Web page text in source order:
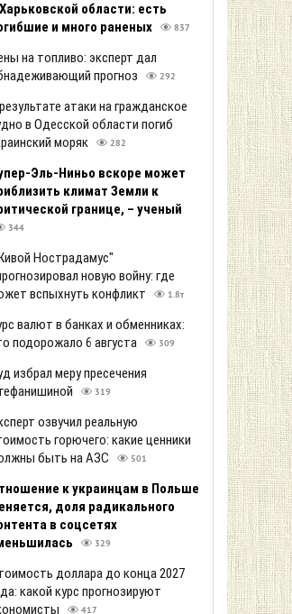
области: есть
и много раненых
837
на топливо: эксперт дал
прогноз
292
атаки на гражданское
в Одесской области погиб
моряк
282
Эль-Ниньо вскоре может
климат Земли к
границе, – ученый
344
Нострадамус"
новую войну: где
вспыхнуть конфликт
1.8т
валют в банках и обменниках:
подорожало 6 августа
309
избрал меру пресечения
319
озвучил реальную
горючего: какие ценники
быть на АЗС
501
к украинцам в Польше
доля радикального
в соцсетях
329
доллара до конца 2027
какой курс прогнозируют
417